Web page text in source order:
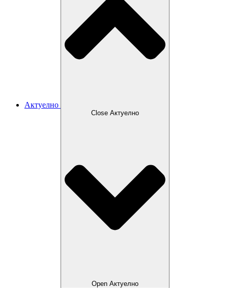
Актуелно
Close Актуелно
Open Актуелно